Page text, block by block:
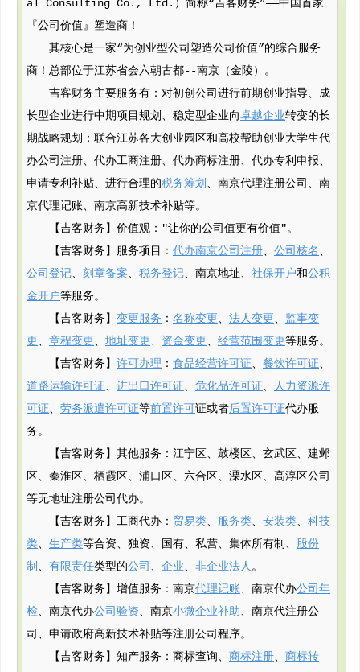
al Consulting Co., Ltd.）简称“吉客财务”——中国首家
『公司价值』塑造商！
其核心是一家“为创业型公司塑造公司价值”的综合服务
商！总部位于江苏省会六朝古都--南京（金陵）。
吉客财务主要服务有：对初创公司进行前期创业指导、成
长型企业进行中期项目规划、稳定型企业向卓越企业转变的长
期战略规划；联合江苏各大创业园区和高校帮助创业大学生代
办公司注册、代办工商注册、代办商标注册、代办专利申报、
申请专利补贴、进行合理的税务筹划 、南京代理注册公司、南
京代理记账、南京高新技术补贴等。
【吉客财务】价值观："让你的公司值更有价值"。
【吉客财务】服务项目： 代办南京公司注册、 公司核名、
公司登记、 刻章备案、 税务登记、南京地址、 社保开户和公积
金开户等服务。
【吉客财务】 变更服务 ： 名称变更、 法人变更、 监事变
更、 章程变更、 地址变更、 资金变更、 经营范围变更等服务。
【吉客财务】 许可办理 ： 食品经营许可证、 餐饮许可证、
道路运输许可证、 进出口许可证、 危化品许可证、
人力资源许
可证、 劳务派遣许可证等前置许可证或者后置许可证代办服
务。
【吉客财务】其他服务：江宁区、鼓楼区、玄武区、建邺
区、秦淮区、栖霞区、浦口区、六合区、溧水区、高淳区公司
等无地址注册公司代办。
【吉客财务】工商代办： 贸易类、 服务类、 安装类、 科技
类、 生产类等合资、独资、国有、私营、集体所有制、 股份
制 、 有限责任类型的公司 、 企业、 非企业法人。
【吉客财务】增值服务：南京代理记账、南京代办公司年
检、南京代办公司验资、南京小微企业补助、南京代注册公
司、申请政府高新技术补贴等注册公司程序。
【吉客财务】知产服务：商标查询、 商标注册、 商标转